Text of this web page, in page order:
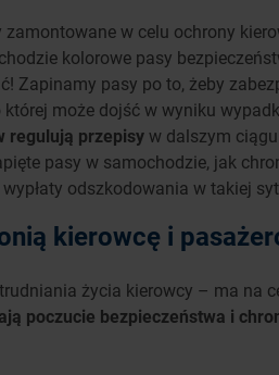
w celu ochrony
kolorowe pasy
Zapinamy pasy po to, żeby
może dojść w wyniku
regulują przepisyw dalszym
pasy w samochodzie, jak
odszkodowania w takiej
kierowcę i
życia kierowcy – ma na
poczucie bezpieczeństwa i